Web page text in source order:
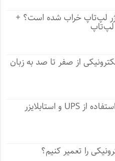
لپ‌تاپ خراب شده است؟ +
لپ‌تاپ
از صفر تا صد به زبان
را تعمیر کنیم؟